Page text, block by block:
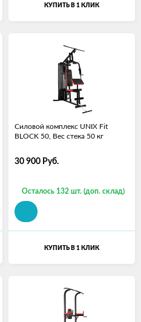
КУПИТЬ В 1 КЛИК
Силовой комплекс UNIX Fit
BLOCK 50, Вес стека 50 кг
30 900 Руб.
Осталось 132 шт. (доп. склад)
КУПИТЬ В 1 КЛИК